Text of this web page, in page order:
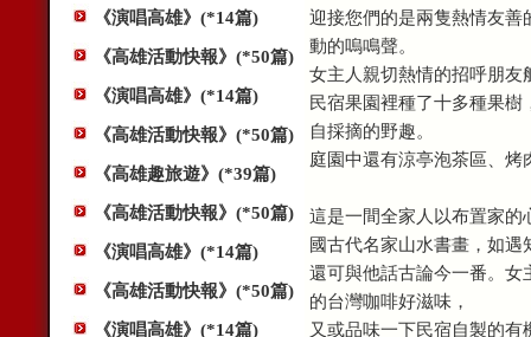
《演唱高雄》(*14篇)
《高雄活動快報》(*50篇)
《演唱高雄》(*14篇)
《高雄活動快報》(*50篇)
《高雄趣旅遊》(*39篇)
《高雄活動快報》(*50篇)
《演唱高雄》(*14篇)
《高雄活動快報》(*50篇)
《演唱高雄》(*14篇)
迎接您們的是兩隻熱情友善
動的嗚鳴聲。
女主人親切熱情的招呼朋友
民宿果園裡種了十多種果
自採摘的野趣。
庭園中還有涼亭泡茶區、
這是一間全家人以布置家的
國古代名家山水書畫，如遇
還可與他話古論今一番。女
的台灣咖啡好滋味，
又或品味一下民宿自製的